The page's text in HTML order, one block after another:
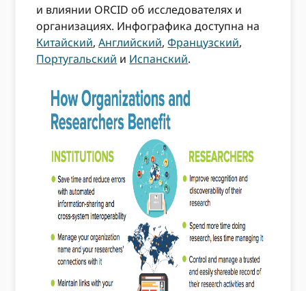
и влиянии ORCID об исследователях и
организациях. Инфографика доступна на
Китайский,Английский,Французский,
Португальский и Испанский.